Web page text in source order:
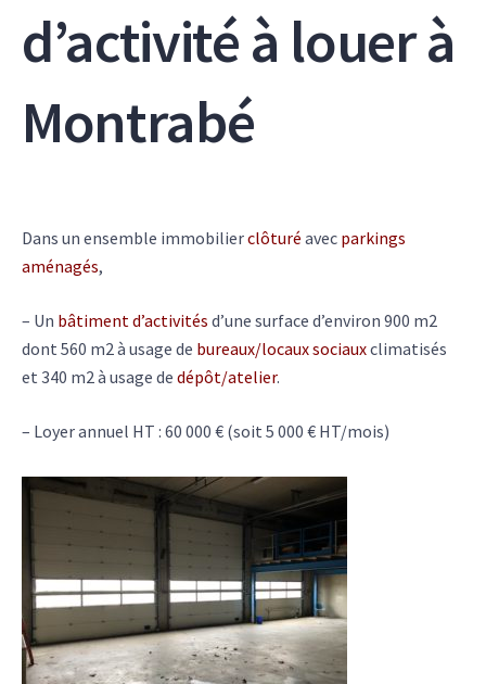
d’activité à louer à
Montrabé
Dans un ensemble immobilierclôturé avec parkings
aménagés,
– Un bâtiment d’activités d’une surface d’environ 900 m2
dont 560 m2 à usage de bureaux/locaux sociauxclimatisés
et 340 m2 à usage de dépôt/atelier.
– Loyer annuel HT : 60 000 € (soit 5 000 € HT/mois)